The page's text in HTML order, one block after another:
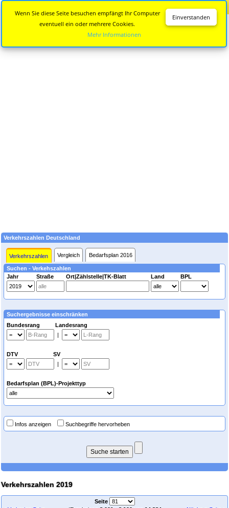
Verkehrszahlen Deutschland
Verkehrszahlen Vergleich Bedarfsplan 2016
Suchen - Verkehszahlen
Jahr
Straße Ort|Zählstelle|TK-Blatt Land BPL
Suchergebnisse einschränken
Bundesrang Landesrang
|
DTV SV
|
Bedarfsplan (BPL)-Projekttyp
Infos anzeigen Suchbegriffe hervorheben
Verkehrszahlen 2019
Seite
Einverstanden
Wenn Sie diese Seite besuchen empfängt Ihr Computer
eventuell ein oder mehrere Cookies.
Mehr Informationen